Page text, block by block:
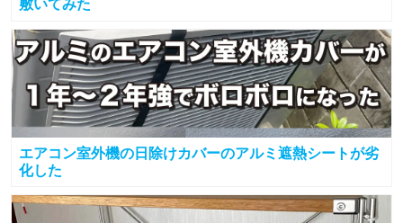
敷いてみた
エアコン室外機の日除けカバーのアルミ遮熱シートが劣
化した